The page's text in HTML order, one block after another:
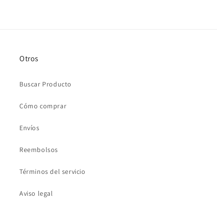
Otros
Buscar Producto
Cómo comprar
Envíos
Reembolsos
Términos del servicio
Aviso legal